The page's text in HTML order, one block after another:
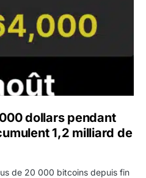
dollars pendant
1,2 milliard de
de 20 000 bitcoins depuis fin